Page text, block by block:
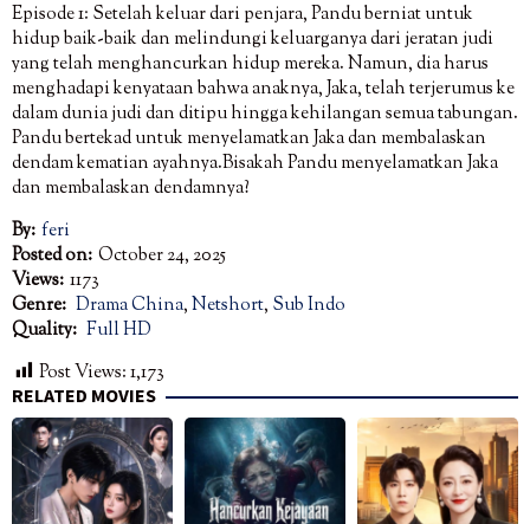
Episode 1: Setelah keluar dari penjara, Pandu berniat untuk
hidup baik-baik dan melindungi keluarganya dari jeratan judi
yang telah menghancurkan hidup mereka. Namun, dia harus
menghadapi kenyataan bahwa anaknya, Jaka, telah terjerumus ke
dalam dunia judi dan ditipu hingga kehilangan semua tabungan.
Pandu bertekad untuk menyelamatkan Jaka dan membalaskan
dendam kematian ayahnya.Bisakah Pandu menyelamatkan Jaka
dan membalaskan dendamnya?
By: feri
Posted on: October 24, 2025
Views: 1173
Genre: Drama China,Netshort, Sub Indo
Quality: Full HD
Post Views:1,173
RELATED MOVIES